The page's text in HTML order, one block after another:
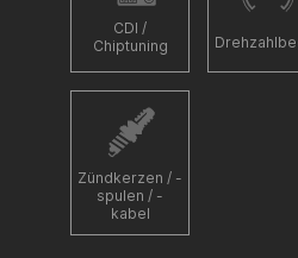
CDI /
Chiptuning
Zündkerzen / -
spulen / -
kabel